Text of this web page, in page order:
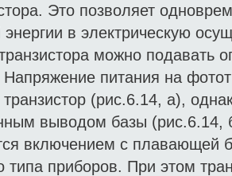
Это позволяет
энергии в электрическую
можно подавать
питания на
(рис.6.14, а),
выводом базы (рис.6.14,
включением с плавающей
типа приборов. При этом